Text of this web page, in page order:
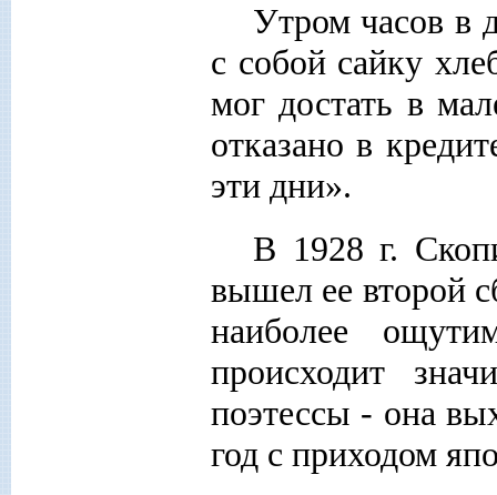
Утром часов в
с собой сайку
мог достать в
отказано в
эти дни».
В 1928 г.
вышел ее второй
наиболее
происходит
поэтессы - она
год с приходом